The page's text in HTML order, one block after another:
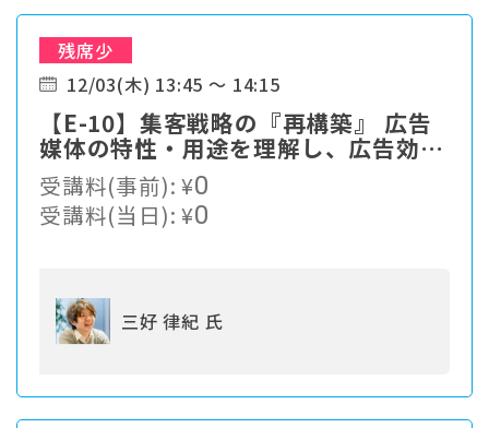
残席少
12/03(木) 13:45 ～ 14:15
【E-10】集客戦略の『再構築』 広告
媒体の特性・用途を理解し、広告効果
の最大化を図る
受講料(事前):¥0
受講料(当日):¥0
三好 律紀 氏